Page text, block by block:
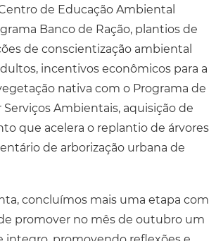
de Educação Ambiental
Banco de Ração, plantios de
de conscientização ambiental
incentivos econômicos para a
nativa com o Programa de
Ambientais, aquisição de
que acelera o replantio de árvores
de arborização urbana de
concluímos mais uma etapa com
promover no mês de outubro um